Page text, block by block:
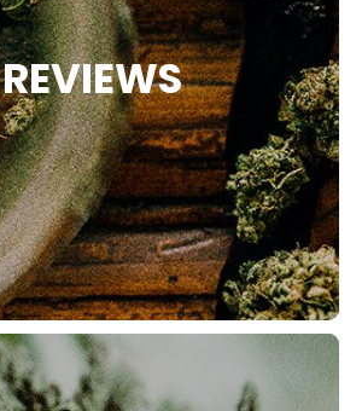
REVIEWS